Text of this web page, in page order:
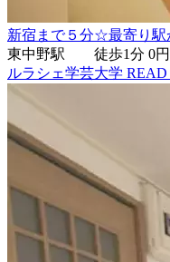
新宿まで５分☆最寄り駅
東中野駅 徒歩1分 0円
ルラシェ学芸大学 READ